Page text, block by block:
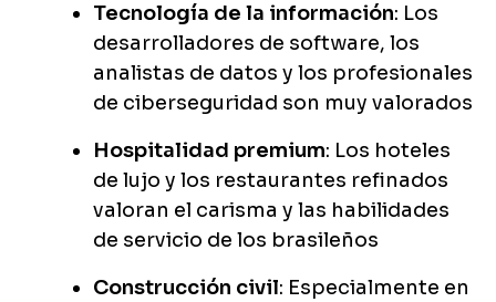
Tecnología de la información: Los
desarrolladores de software, los
analistas de datos y los profesionales
de ciberseguridad son muy valorados
Hospitalidad premium: Los hoteles
de lujo y los restaurantes refinados
valoran el carisma y las habilidades
de servicio de los brasileños
Construcción civil: Especialmente en